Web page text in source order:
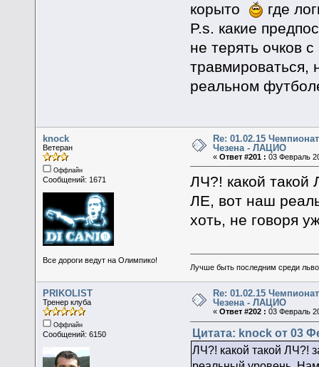
корыто
где
P.s. какие
не терять очков
травмироваться,
реальном
knock
Ветеран
Оффлайн
Сообщений: 1671
Все дороги ведут на Олимпико!
Re: 01.02.15
Чезена - ЛАЦИО
«Ответ #201 : 03 Февраль
ЛЧ?! какой такой
ЛЕ, вот наш
хоть, не говоря
Лучше быть последним среди
PRIKOLIST
Тренер клуба
Оффлайн
Сообщений: 6150
Re: 01.02.15
Чезена - ЛАЦИО
«Ответ #202 : 03 Февраль
Цитата: knock от 03
ЛЧ?! какой такой ЛЧ?!